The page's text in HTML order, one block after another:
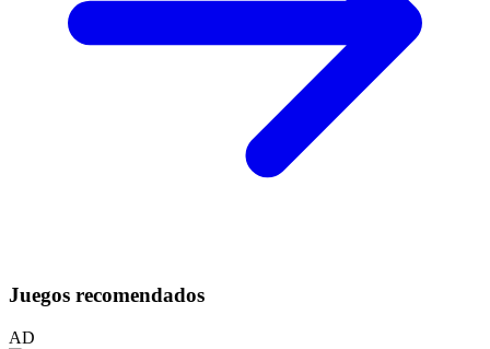
Juegos recomendados
AD